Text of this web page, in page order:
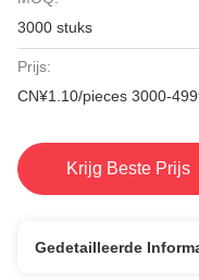
3000 stuks
Prijs:
CN¥1.10/pieces 3000-
Krijg Beste Prijs
Gedetailleerde